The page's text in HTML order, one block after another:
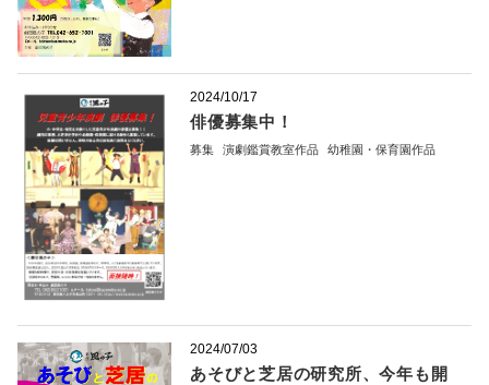
2024/10/17
俳優募集中！
募集 演劇鑑賞教室作品 幼稚園・保育園作品
2024/07/03
あそびと芝居の研究所、今年も開